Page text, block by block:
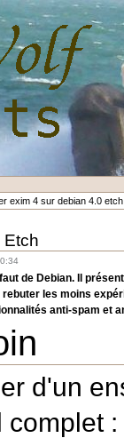
exim 4 sur debian 4.0 etch
Etch
de Debian. Il
les moins
anti-spam et
d'un
complet :